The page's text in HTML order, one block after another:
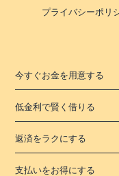
プライバシーポリ
今すぐお金を用意する
低金利で賢く借りる
返済をラクにする
支払いをお得にする